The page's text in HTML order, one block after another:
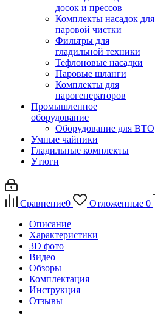
досок и прессов
Комплекты насадок для
паровой чистки
Фильтры для
гладильной техники
Тефлоновые насадки
Паровые шланги
Комплекты для
парогенераторов
Промышленное
оборудование
Оборудование для ВТО
Умные чайники
Гладильные комплекты
Утюги
Сравнение0 Отложенные 0
Описание
Характеристики
3D фото
Видео
Обзоры
Комплектация
Инструкция
Отзывы